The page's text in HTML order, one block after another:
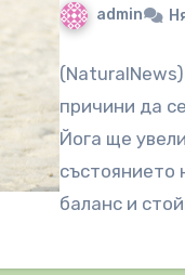
admin
причини да
Йога ще
състоянието
баланс и